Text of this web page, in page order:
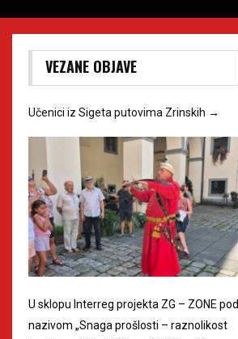
VEZANE OBJAVE
Učenici iz Sigeta putovima Zrinskih →
U sklopu Interreg projekta ZG – ZONE pod
nazivom „Snaga prošlosti – raznolikost